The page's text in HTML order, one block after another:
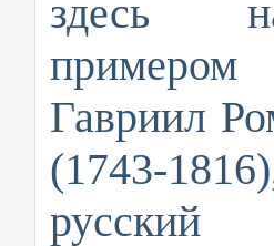
здесь
Гавриил
(1743-